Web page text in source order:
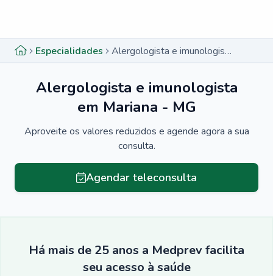
Especialidades Alergologista e imunologista em Mariana - MG
Alergologista e imunologista
em Mariana - MG
Aproveite os valores reduzidos e agende agora a sua
consulta.
Agendar teleconsulta
Há mais de 25 anos a Medprev facilita
seu acesso à saúde